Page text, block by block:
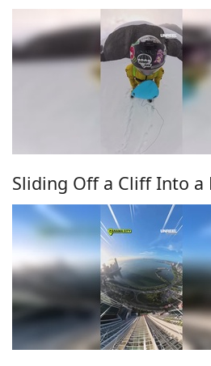
Sliding Off a Cliff Into a